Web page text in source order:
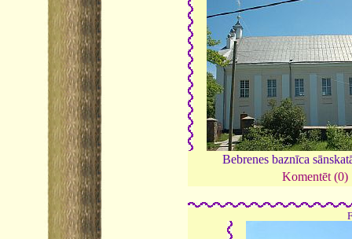
Bebrenes baznīca
Komentēt (0)